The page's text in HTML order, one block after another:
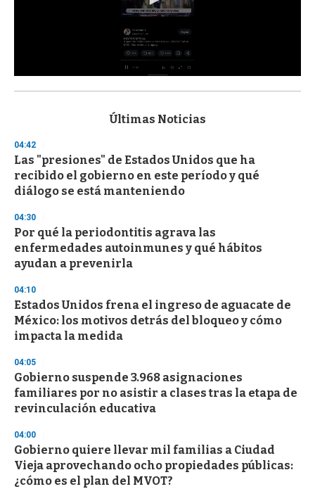
s
d
s
o
f
3
s
e
c
o
n
Últimas Noticias
04:42
Las "presiones" de Estados Unidos que ha
recibido el gobierno en este período y qué
diálogo se está manteniendo
04:30
Por qué la periodontitis agrava las
enfermedades autoinmunes y qué hábitos
ayudan a prevenirla
04:10
Estados Unidos frena el ingreso de aguacate de
México: los motivos detrás del bloqueo y cómo
impacta la medida
04:05
Gobierno suspende 3.968 asignaciones
familiares por no asistir a clases tras la etapa de
revinculación educativa
04:00
Gobierno quiere llevar mil familias a Ciudad
Vieja aprovechando ocho propiedades públicas:
¿cómo es el plan del MVOT?